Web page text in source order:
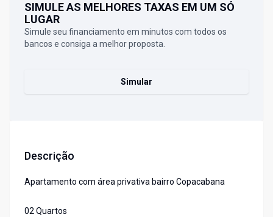
SIMULE AS MELHORES TAXAS EM UM SÓ
LUGAR
Simule seu financiamento em minutos com todos os
bancos e consiga a melhor proposta.
Simular
Descrição
Apartamento com área privativa bairro Copacabana
02 Quartos